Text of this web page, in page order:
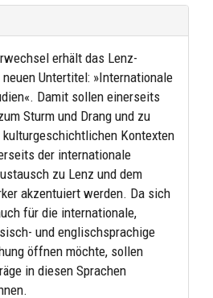
erhält das Lenz-
Untertitel: »Internationale
Damit sollen einerseits
Sturm und Drang und zu
Kontexten
der internationale
zu Lenz und dem
akzentuiert werden. Da sich
für die internationale,
und englischsprachige
öffnen möchte, sollen
in diesen Sprachen